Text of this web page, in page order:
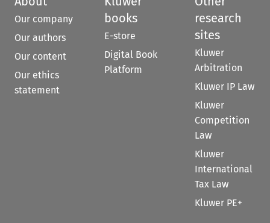
Our company
Our authors
Our content
Our ethics
statement
books
E-store
Digital Book
Platform
research
sites
Kluwer
Arbitration
Kluwer IP Law
Kluwer
Competition
Law
Kluwer
International
Tax Law
Kluwer PE+